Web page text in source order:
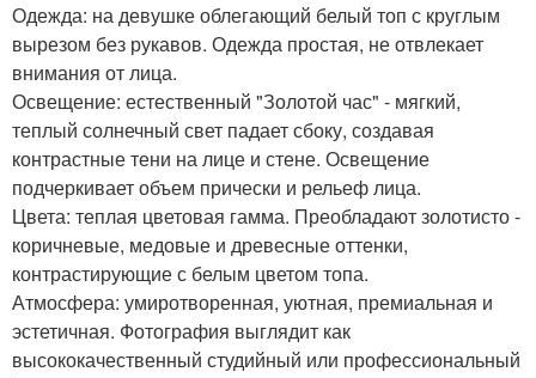
Одежда: на девушке облегающий белый топ с круглым
вырезом без рукавов. Одежда простая, не отвлекает
внимания от лица.
Освещение: естественный "Золотой час" - мягкий,
теплый солнечный свет падает сбоку, создавая
контрастные тени на лице и стене. Освещение
подчеркивает объем прически и рельеф лица.
Цвета: теплая цветовая гамма. Преобладают золотисто -
коричневые, медовые и древесные оттенки,
контрастирующие с белым цветом топа.
Атмосфера: умиротворенная, уютная, премиальная и
эстетичная. Фотография выглядит как
высококачественный студийный или профессиональный